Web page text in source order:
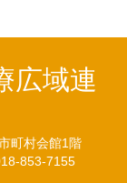
広域連
町村会館1階
853-7155